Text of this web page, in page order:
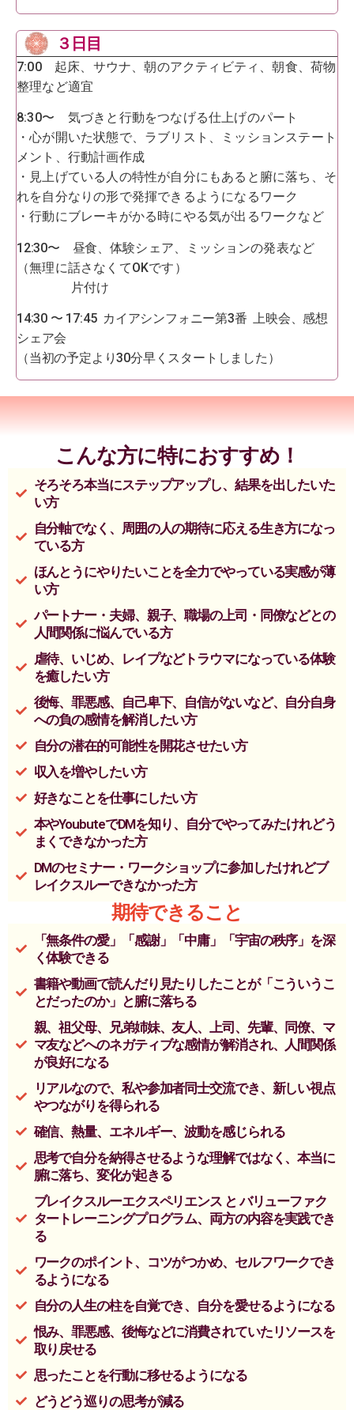
３日目
7:00 起床、サウナ、朝のアクティビティ、朝食、荷物
整理など適宜
8:30〜 気づきと行動をつなげる仕上げのパート
・心が開いた状態で、ラブリスト、ミッションステート
メント、行動計画作成
・見上げている人の特性が自分にもあると腑に落ち、そ
れを自分なりの形で発揮できるようになるワーク
・行動にブレーキがかる時にやる気が出るワークなど
12:30〜 昼食、 体験シェア、ミッションの発表など
（無理に話さなくてOKです）
片付け
14:30 〜 17:45 カイアシンフォニー第3番 上映会、感想
シェア会
（当初の予定より30分早くスタートしました）
こんな方に特におすすめ！
そろそろ本当にステップアップし、結果を出したいた
い方
自分軸でなく、周囲の人の期待に応える生き方になっ
ている方
ほんとうにやりたいことを全力でやっている実感が薄
い方
パートナー・夫婦、親子、職場の上司・同僚などとの
人間関係に悩んでいる方
虐待、いじめ、レイプなどトラウマになっている体験
を癒したい方
後悔、罪悪感、自己卑下、自信がないなど、自分自身
への負の感情を解消したい方
自分の潜在的可能性を開花させたい方
収入を増やしたい方
好きなことを仕事にしたい方
本やYoubuteでDMを知り、自分でやってみたけれどう
まくできなかった方
DMのセミナー・ワークショップに参加したけれどブ
レイクスルーできなかった方
期待できること
「無条件の愛」「感謝」「中庸」「宇宙の秩序」を深
く体験できる
書籍や動画で読んだり見たりしたことが「こういうこ
とだったのか」と腑に落ちる
親、祖父母、兄弟姉妹、友人、上司、先輩、同僚、マ
マ友などへのネガティブな感情が解消され、人間関係
が良好になる
リアルなので、私や参加者同士交流でき、新しい視点
やつながりを得られる
確信、熱量、エネルギー、波動を感じられる
思考で自分を納得させるような理解ではなく、本当に
腑に落ち、変化が起きる
ブレイクスルーエクスペリエンス と バリューファク
タートレーニングプログラム、両方の内容を実践でき
る
ワークのポイント、コツがつかめ、セルフワークでき
るようになる
自分の人生の柱を自覚でき、自分を愛せるようになる
恨み、罪悪感、後悔などに消費されていたリソースを
取り戻せる
思ったことを行動に移せるようになる
どうどう巡りの思考が減る